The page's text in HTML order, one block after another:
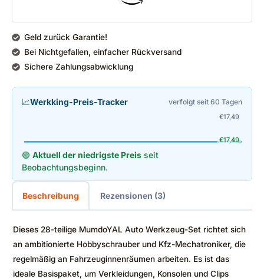
Geld zurück Garantie!
Bei Nichtgefallen, einfacher Rückversand
Sichere Zahlungsabwicklung
📈Werkking-Preis-Tracker verfolgt seit 60 Tagen
€17,49
€17,49
🟢 Aktuell der niedrigste Preis seit
Beobachtungsbeginn.
Beschreibung Rezensionen (3)
Dieses 28-teilige MumdoYAL Auto Werkzeug-Set richtet sich
an ambitionierte Hobbyschrauber und Kfz-Mechatroniker, die
regelmäßig an Fahrzeuginnenräumen arbeiten. Es ist das
ideale Basispaket, um Verkleidungen, Konsolen und Clips